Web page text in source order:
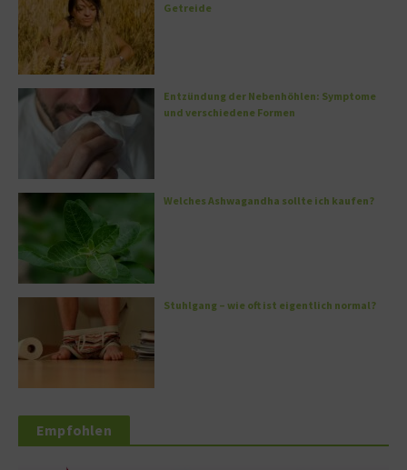
Getreide
Entzündung der Nebenhöhlen: Symptome
und verschiedene Formen
Welches Ashwagandha sollte ich kaufen?
Stuhlgang – wie oft ist eigentlich normal?
Empfohlen